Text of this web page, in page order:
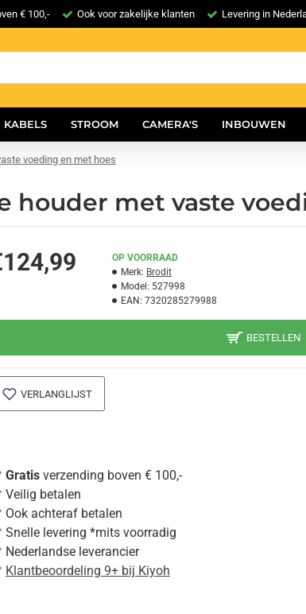
€ 100,- Ook voor zakelijke klanten Levering in
KABELS STROOM CAMERA'S INBOUWEN
voeding en met hoes
houder met vaste
OP VOORRAAD
Merk: Brodit
Model: 527998
EAN: 7320285279988
BESTELLEN
VERLANGLIJST
Gratisverzending boven € 100,-
Veilig betalen
Ook achteraf betalen
Snelle levering *mits voorradig
Nederlandse leverancier
Klantbeoordeling 9+ bij Kiyoh